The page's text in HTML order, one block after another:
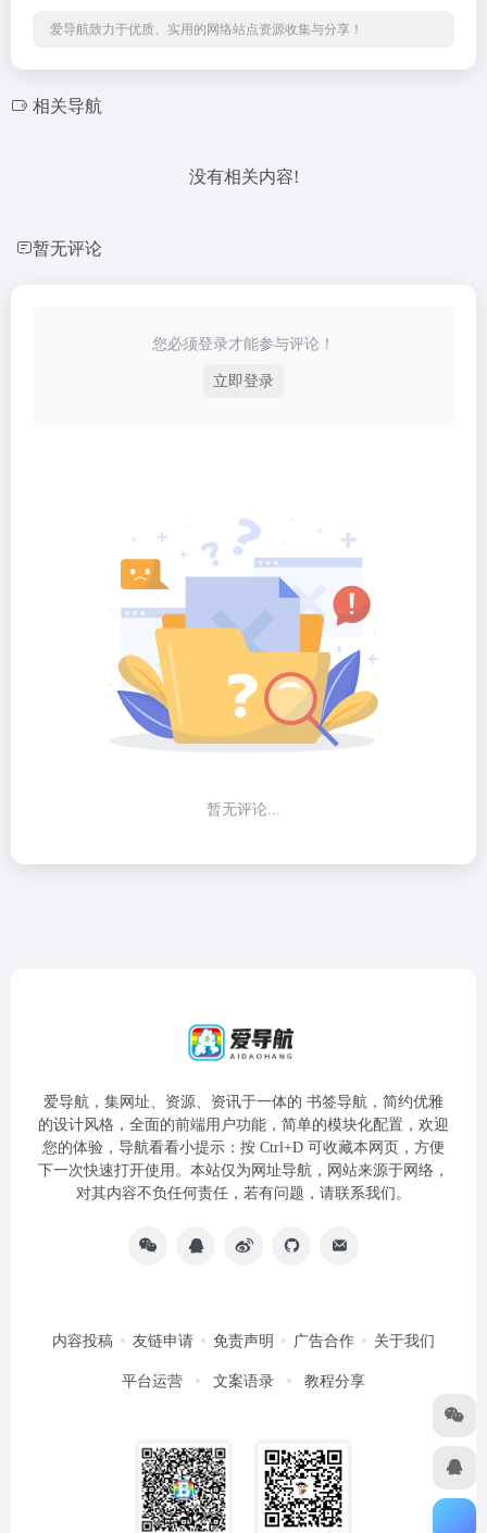
爱导航致力于优质、实用的网络站点资源收集与分享！
相关导航
没有相关内容!
暂无评论
您必须登录才能参与评论！
立即登录
暂无评论...
爱导航，集网址、资源、资讯于一体的 书签导航，简约优雅
的设计风格，全面的前端用户功能，简单的模块化配置，欢迎
您的体验，导航看看小提示：按 Ctrl+D 可收藏本网页，方便
下一次快速打开使用。本站仅为网址导航，网站来源于网络，
对其内容不负任何责任，若有问题，请联系我们。
内容投稿 友链申请 免责声明 广告合作 关于我们
平台运营 文案语录 教程分享